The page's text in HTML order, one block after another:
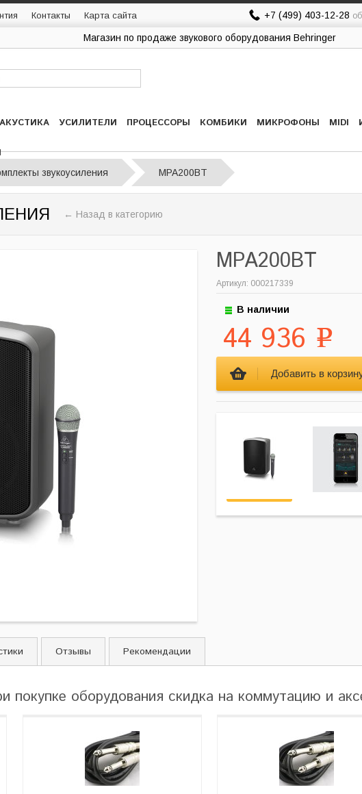
Контакты Карта сайта +7 (499) 403-12-28
Магазин по продаже звукового оборудования Behringer
АКУСТИКА УСИЛИТЕЛИ ПРОЦЕССОРЫ КОМБИКИ МИКРОФОНЫ MIDI
звукоусиления MPA200BT
← Назад в категорию
MPA200BT
Артикул: 000217339
В наличии
44 936 Р
Отзывы Рекомендации
покупке оборудования скидка на коммутацию и